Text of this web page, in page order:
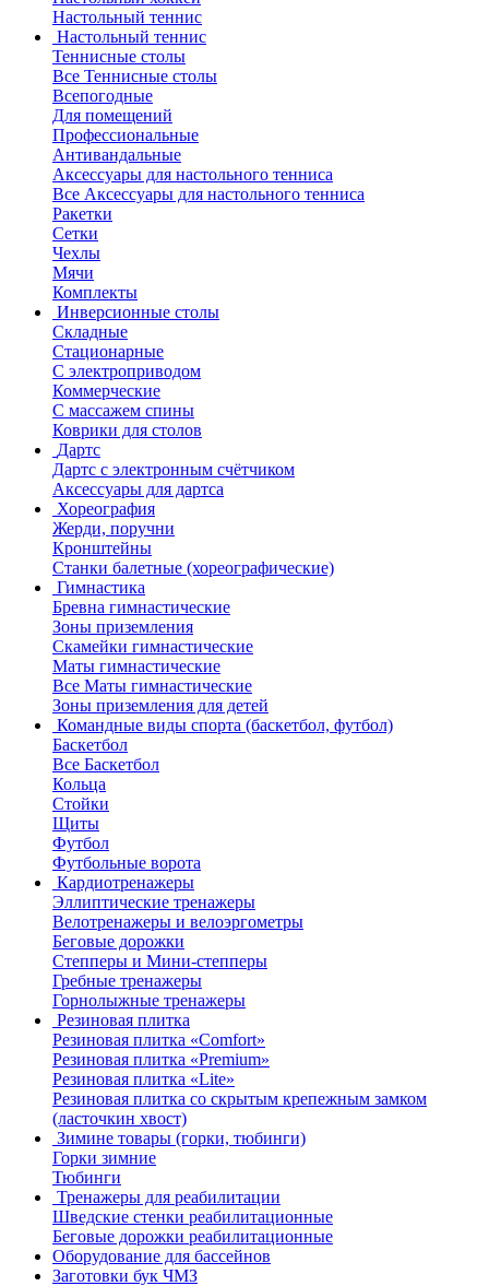
Настольный теннис
Настольный теннис
Теннисные столы
Все Теннисные столы
Всепогодные
Для помещений
Профессиональные
Антивандальные
Аксессуары для настольного тенниса
Все Аксессуары для настольного тенниса
Ракетки
Сетки
Чехлы
Мячи
Комплекты
Инверсионные столы
Складные
Стационарные
С электроприводом
Коммерческие
С массажем спины
Коврики для столов
Дартс
Дартс с электронным счётчиком
Аксессуары для дартса
Хореография
Жерди, поручни
Кронштейны
Станки балетные (хореографические)
Гимнастика
Бревна гимнастические
Зоны приземления
Скамейки гимнастические
Маты гимнастические
Все Маты гимнастические
Зоны приземления для детей
Командные виды спорта (баскетбол, футбол)
Баскетбол
Все Баскетбол
Кольца
Стойки
Щиты
Футбол
Футбольные ворота
Кардиотренажеры
Эллиптические тренажеры
Велотренажеры и велоэргометры
Беговые дорожки
Степперы и Мини-степперы
Гребные тренажеры
Горнолыжные тренажеры
Резиновая плитка
Резиновая плитка «Comfort»
Резиновая плитка «Premium»
Резиновая плитка «Lite»
Резиновая плитка со скрытым крепежным замком
(ласточкин хвост)
Зимине товары (горки, тюбинги)
Горки зимние
Тюбинги
Тренажеры для реабилитации
Шведские стенки реабилитационные
Беговые дорожки реабилитационные
Оборудование для бассейнов
Заготовки бук ЧМЗ